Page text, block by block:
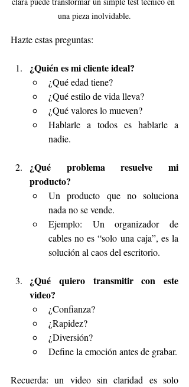
una pieza inolvidable.
Hazte estas preguntas:
¿Quién es mi cliente ideal?
¿Qué edad tiene?
¿Qué estilo de vida lleva?
¿Qué valores lo mueven?
Hablarle a todos es hablarle a
nadie.
¿Qué problema resuelve mi
producto?
Un producto que no soluciona
nada no se vende.
Ejemplo: Un organizador de
cables no es “solo una caja”, es la
solución al caos del escritorio.
¿Qué quiero transmitir con este
video?
¿Confianza?
¿Rapidez?
¿Diversión?
Define la emoción antes de grabar.
Recuerda: un video sin claridad es solo